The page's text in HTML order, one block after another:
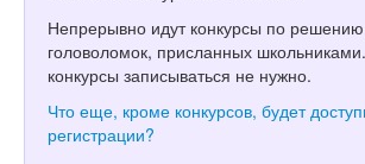
Непрерывно идут конкурсы по решению
головоломок, присланных
конкурсы записываться не нужно.
Что еще, кроме конкурсов, будет
регистрации?